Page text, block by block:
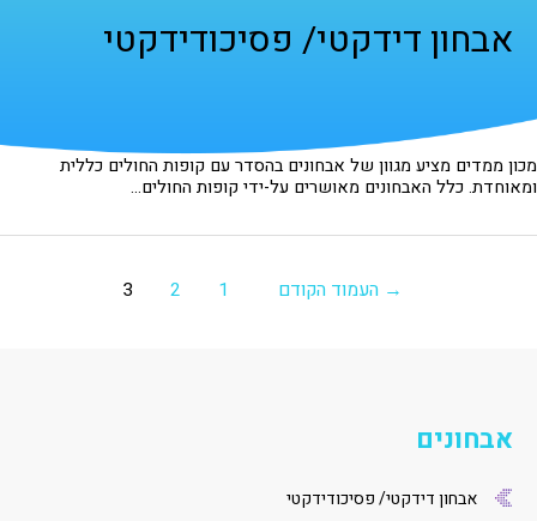
אבחון דידקטי/ פסיכודידקטי
מכון ממדים מציע מגוון של אבחונים בהסדר עם קופות החולים כללית
ומאוחדת. כלל האבחונים מאושרים על-ידי קופות החולים…
→ העמוד הקודם 1
2
3
אבחונים
אבחון דידקטי/ פסיכודידקטי